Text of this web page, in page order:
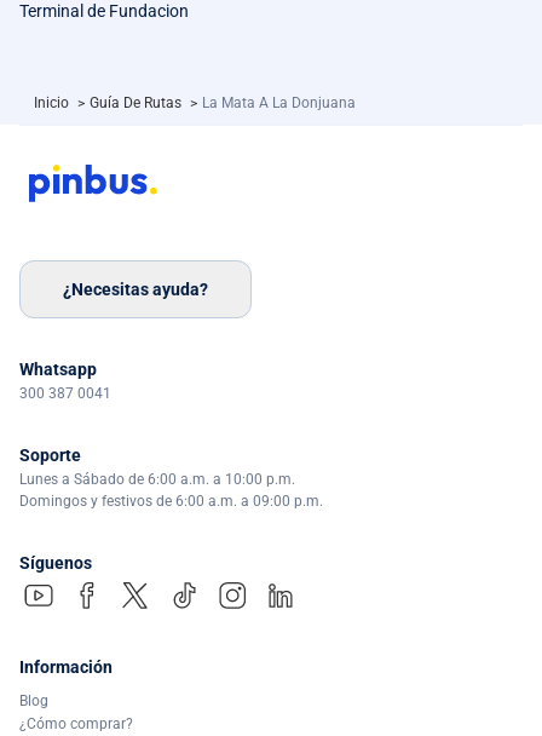
Terminal de Fundacion
Inicio > Guía De Rutas > La Mata A La Donjuana
¿Necesitas ayuda?
Whatsapp
300 387 0041
Soporte
Lunes a Sábado de 6:00 a.m. a 10:00 p.m.
Domingos y festivos de 6:00 a.m. a 09:00 p.m.
Síguenos
Información
Blog
¿Cómo comprar?